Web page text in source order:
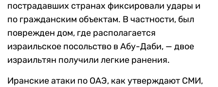
пострадавших странах фиксировали удары и
по гражданским объектам. В частности, был
поврежден дом, где располагается
израильское посольство в Абу-Даби, — двое
израильтян получили легкие ранения.
Иранские атаки по ОАЭ, как утверждают СМИ,